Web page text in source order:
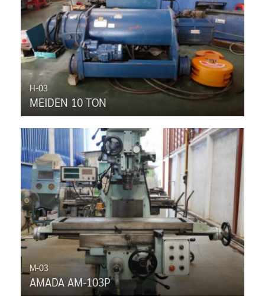
H-03
MEIDEN 10 TON
M-03
AMADA AM-103P